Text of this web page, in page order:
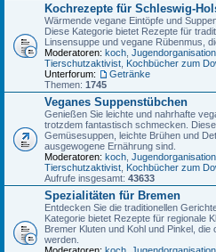
Kochrezepte für Schleswig-
Wärmende vegane Eintöpfe und
Diese Kategorie bietet Rezepte für
Linsensuppe und vegane Rübenmus,
Moderatoren: koch
Tierschutzaktivist Kochbücher zum
Unterforum:
Getränke
Themen: 1745
Veganes Suppenstübchen
Genießen Sie leichte und nahrhafte
trotzdem fantastisch schmecken.
Gemüsesuppen, leichte Brühen und
ausgewogene Ernährung sind.
Moderatoren: koch
Tierschutzaktivist Kochbücher zum
Aufrufe insgesamt: 43633
Spezialitäten für Bremen
Entdecken Sie die traditionellen
Kategorie bietet Rezepte für regionale
Bremer Kluten und Kohl und Pinkel,
werden.